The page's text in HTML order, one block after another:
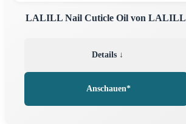
LALILL Nail Cuticle Oil von LALILL
Details ↓
Anschauen*